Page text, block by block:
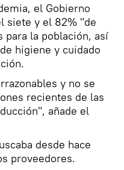
el Gobierno
siete y el 82% "de
para la población, así
higiene y cuidado
y no se
recientes de las
añade el
desde hace
proveedores.